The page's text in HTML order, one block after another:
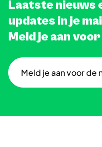
Laatste nieuws
updates in je
Meld je aan
Meld je aan voor de